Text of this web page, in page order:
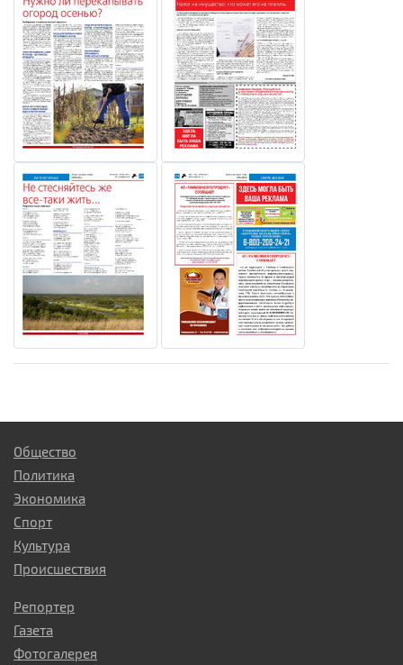
Общество
Политика
Экономика
Спорт
Культура
Происшествия
Репортер
Газета
Фотогалерея